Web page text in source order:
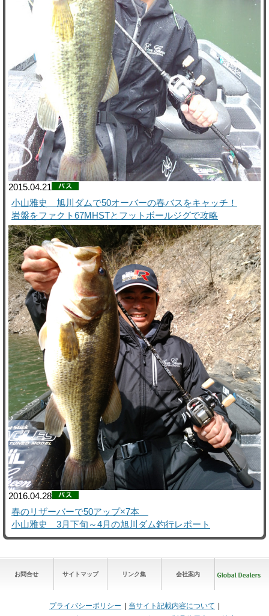
2015.04.21
小山雅史 旭川ダムで50オーバーの春バスをキャッチ！
岩盤をファクト67MHSTとフットボールジグで攻略
2016.04.28
春のリザーバーで50アップ×7本
小山雅史 3月下旬～4月の旭川ダム釣行レポート
お問合せ サイトマップ リンク集 会社案内
プライバシーポリシー
当サイト記載内容について